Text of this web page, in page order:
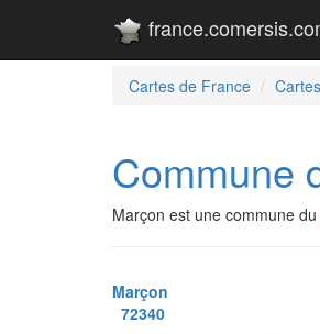
Cartes de France
Commune
Marçon est une commune du
Marçon
72340